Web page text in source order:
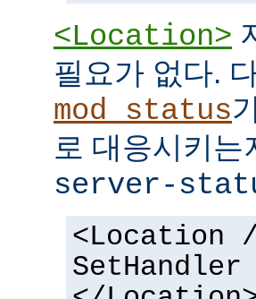
<Location>
필요가 없다.
mod_status
로 대응시키
server-
<Location